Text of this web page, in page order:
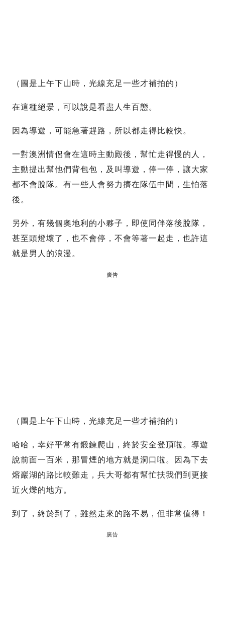
（圖是上午下山時，光線充足一些才補拍的）
在這種絕景，可以說是看盡人生百態。
因為導遊，可能急著趕路，所以都走得比較快。
一對澳洲情侶會在這時主動殿後，幫忙走得慢的人，
主動提出幫他們背包包，及叫導遊，停一停，讓大家
都不會脫隊。有一些人會努力擠在隊伍中間，生怕落
後。
另外，有幾個奧地利的小夥子，即使同伴落後脫隊，
甚至頭燈壞了，也不會停，不會等著一起走，也許這
就是男人的浪漫。
廣告
（圖是上午下山時，光線充足一些才補拍的）
哈哈，幸好平常有鍛鍊爬山，終於安全登頂啦。導遊
說前面一百米，那冒煙的地方就是洞口啦。因為下去
熔巖湖的路比較難走，兵大哥都有幫忙扶我們到更接
近火爍的地方。
到了，終於到了，雖然走來的路不易，但非常值得！
廣告